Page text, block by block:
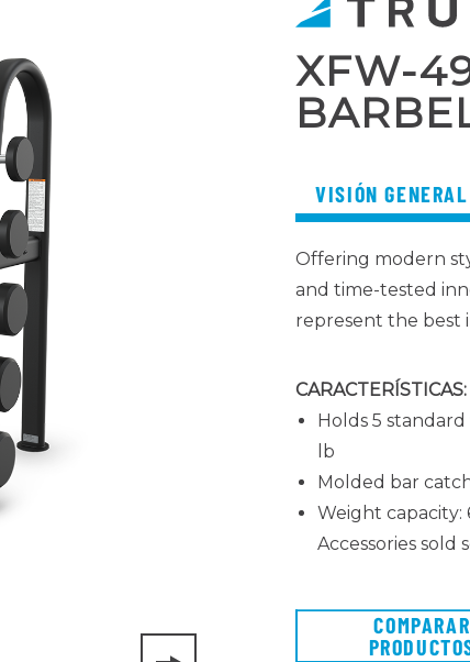
XFW-
VISIÓN GENERAL
Offering modern
and time-tested
represent the best
CARACTERÍSTICAS:
Holds 5
lb
Molded bar
Weight capacity:
Accessories sold
COMPARAR